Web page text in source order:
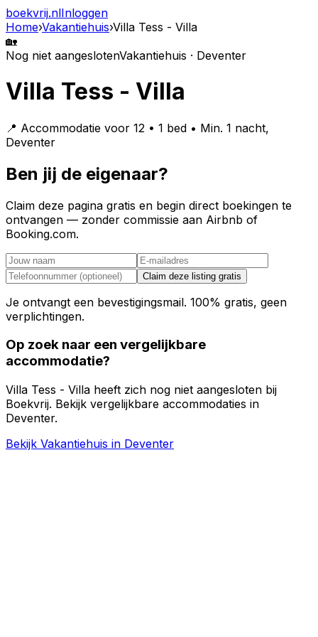
boekvrij.nlInloggen
Home›Vakantiehuis›Villa Tess - Villa
🏡
Nog niet aangeslotenVakantiehuis · Deventer
Villa Tess - Villa
📍 Accommodatie voor 12 • 1 bed • Min. 1 nacht,
Deventer
Ben jij de eigenaar?
Claim deze pagina gratis en begin direct boekingen te
ontvangen — zonder commissie aan Airbnb of
Booking.com.
Claim deze listing gratis
Je ontvangt een bevestigingsmail. 100% gratis, geen
verplichtingen.
Op zoek naar een vergelijkbare
accommodatie?
Villa Tess - Villa heeft zich nog niet aangesloten bij
Boekvrij. Bekijk vergelijkbare accommodaties in
Deventer.
Bekijk Vakantiehuis in Deventer